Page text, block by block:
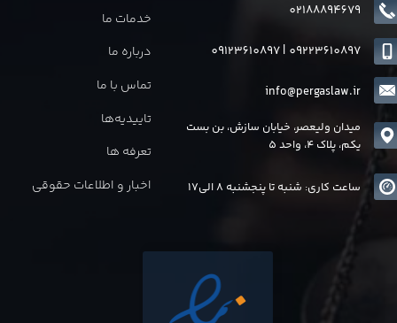
خدمات ما
درباره ما
تماس با ما
تاییدیه‌ها
تعرفه ها
اخبار و اطلاعات حقوقی
02188894679
info@pergaslaw.ir
09123610897| 09223610897
میدان ولیعصر، خیابان سازش، بن بست
یکم، پلاک 4، واحد 5
ساعت کاری: شنبه تا پنجشنبه 8 الی17